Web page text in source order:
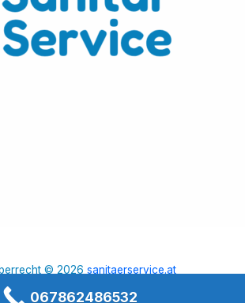
© 2026sanitaerservice.at
067862486532